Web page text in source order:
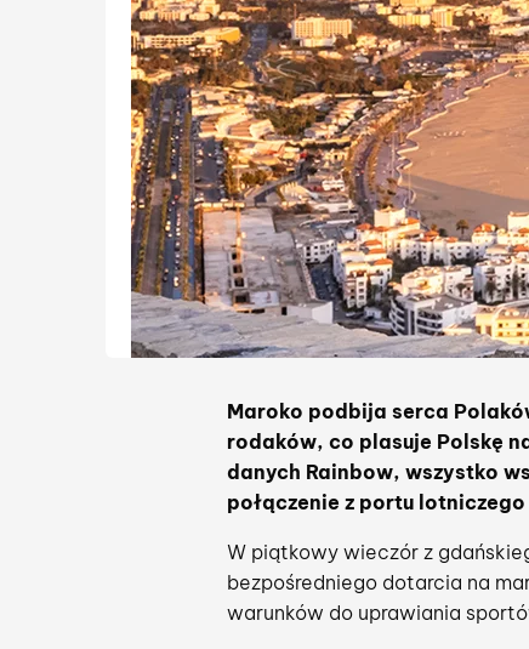
Maroko podbija serca
rodaków, co plasuje Polskę
danych Rainbow, wszystko
połączenie z portu
W piątkowy wieczór z
bezpośredniego dotarcia na
warunków do uprawiania